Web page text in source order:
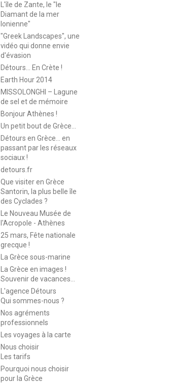
L'île de Zante, le "le
Diamant de la mer
Ionienne"
"Greek Landscapes", une
vidéo qui donne envie
d'évasion
Détours... En Crète !
Earth Hour 2014
MISSOLONGHI – Lagune
de sel et de mémoire
Bonjour Athènes !
Un petit bout de Grèce...
Détours en Grèce… en
passant par les réseaux
sociaux !
detours.fr
Que visiter en Grèce
Santorin, la plus belle île
des Cyclades ?
Le Nouveau Musée de
l'Acropole - Athènes
25 mars, Fête nationale
grecque !
La Grèce sous-marine
La Grèce en images !
Souvenir de vacances...
L'agence Détours
Qui sommes-nous ?
Nos agréments
professionnels
Les voyages à la carte
Nous choisir
Les tarifs
Pourquoi nous choisir
pour la Grèce